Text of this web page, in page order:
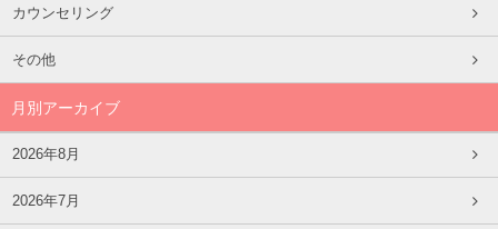
カウンセリング
その他
月別アーカイブ
2026年8月
2026年7月